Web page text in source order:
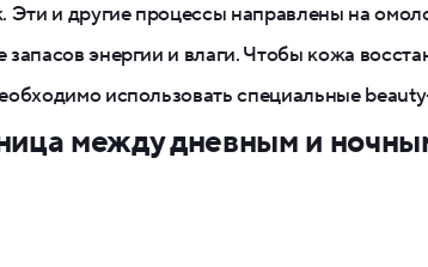
Эти и другие процессы направлены на
запасов энергии и влаги. Чтобы кожа
использовать специальные
между дневным и